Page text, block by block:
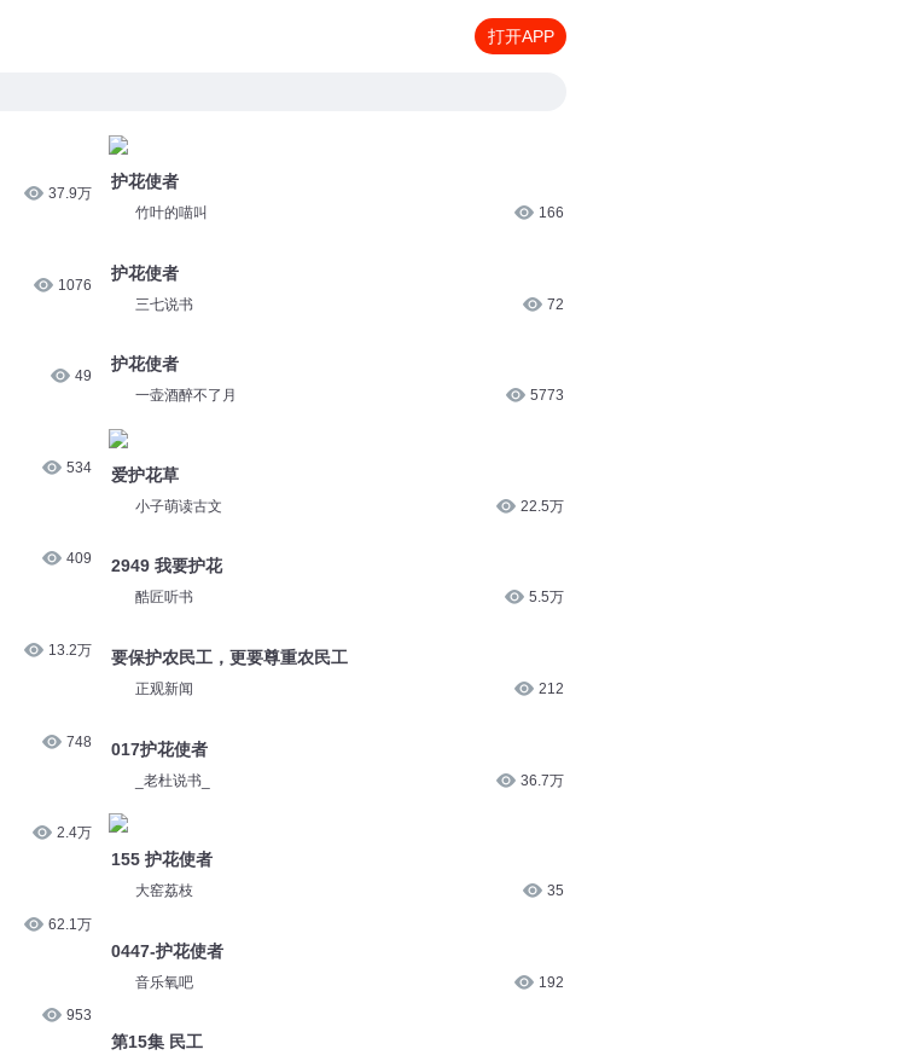
打开APP
37.9万
1076
49
534
409
13.2万
748
2.4万
62.1万
953
护花使者
竹叶的喵叫 166
护花使者
三七说书 72
护花使者
一壶酒醉不了月 5773
爱护花草
小子萌读古文 22.5万
2949 我要护花
酷匠听书 5.5万
要保护农民工，更要尊重农民工
正观新闻 212
017护花使者
_老杜说书_ 36.7万
155 护花使者
大窑荔枝 35
0447-护花使者
音乐氧吧 192
第15集 民工